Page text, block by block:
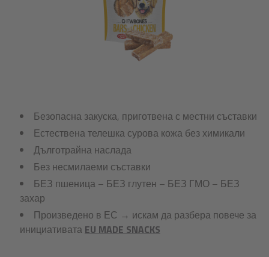
Безопасна закуска, приготвена с местни съставки
Естествена телешка сурова кожа без химикали
Дълготрайна наслада
Без несмилаеми съставки
БЕЗ пшеница – БЕЗ глутен – БЕЗ ГМО – БЕЗ
захар
Произведено в ЕС → искам да разбера повече за
инициативата EU MADE SNACKS